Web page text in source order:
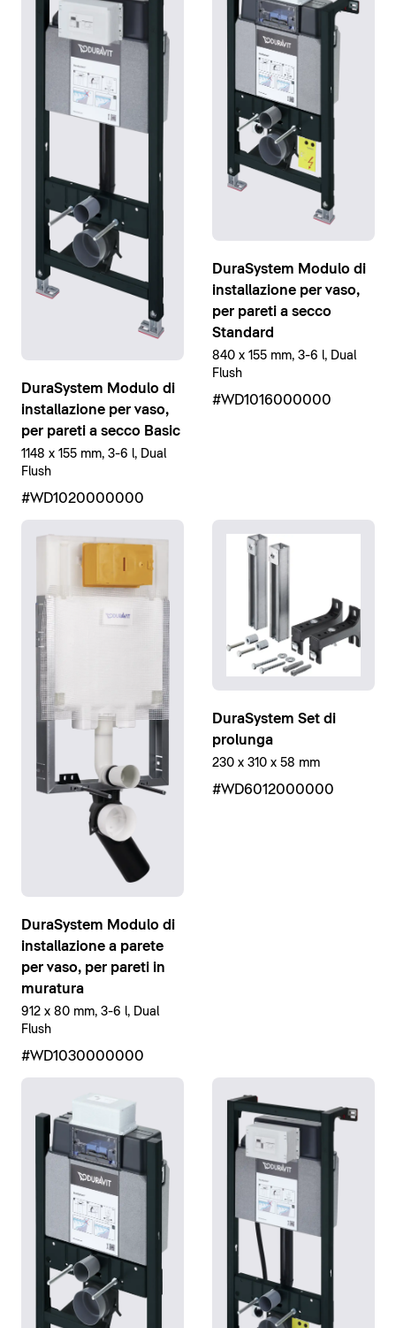
DuraSystem Modulo di
installazione per vaso,
per pareti a secco Basic
1148 x 155 mm, 3-6 l, Dual
Flush
#WD1020000000
DuraSystem Modulo di
installazione per vaso,
per pareti a secco
Standard
840 x 155 mm, 3-6 l, Dual
Flush
#WD1016000000
DuraSystem Modulo di
installazione a parete
per vaso, per pareti in
muratura
912 x 80 mm, 3-6 l, Dual
Flush
#WD1030000000
DuraSystem Set di
prolunga
230 x 310 x 58 mm
#WD6012000000